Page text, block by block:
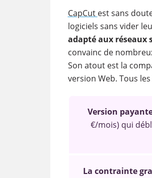
CapCut est sans
logiciels sans vider
adapté aux réseaux
convainc de
Son atout est la
version Web. Tous
Version
€/mois) qui
La contrainte